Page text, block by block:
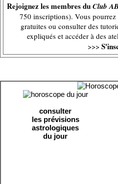
Rejoignez les membres duClub
750 inscriptions). Vous
gratuites ou consulter des
expliqués et accéder à des
>>>
consulter
les prévisions
astrologiques
du jour